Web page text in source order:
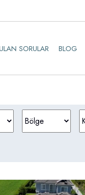
SORULAR BLOG